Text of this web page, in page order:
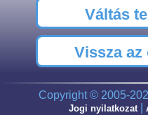
Váltás
Vissza az
Copyright © 2005-
Jogi nyilatkozat|